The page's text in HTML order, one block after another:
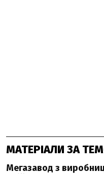
МАТЕРІАЛИ ЗА
Мегазавод з